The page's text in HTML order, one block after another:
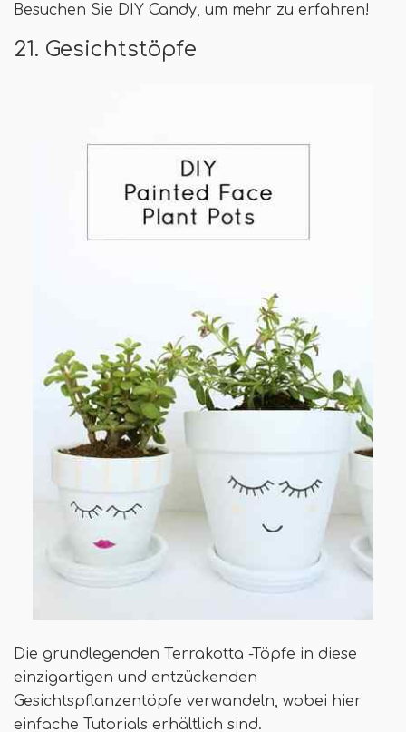
Besuchen Sie DIY Candy, um mehr zu erfahren!
21. Gesichtstöpfe
Die grundlegenden Terrakotta -Töpfe in diese
einzigartigen und entzückenden
Gesichtspflanzentöpfe verwandeln, wobei hier
einfache Tutorials erhältlich sind.